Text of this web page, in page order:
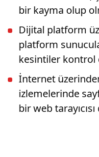
bir kayma olup
Dijital platform
platform
kesintiler kontrol
İnternet
izlemelerinde
bir web